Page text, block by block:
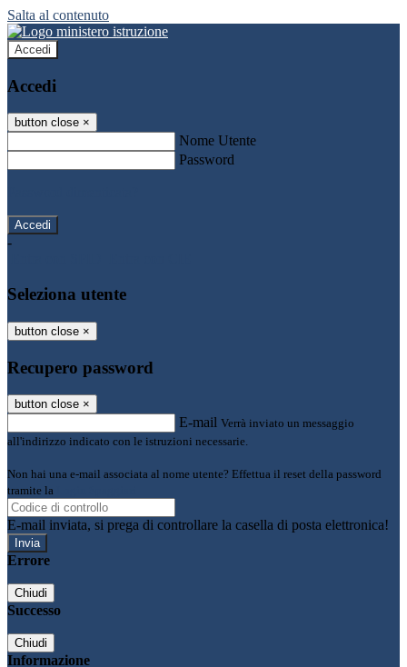
Salta al contenuto
Accedi
Accedi
button close ×
Nome Utente
Password
-
Seleziona utente
button close ×
Recupero password
button close ×
E-mail Verrà inviato un messaggio
all'indirizzo indicato con le istruzioni necessarie.
Non hai una e-mail associata al nome utente? Effettua il reset della password
tramite la
E-mail inviata, si prega di controllare la casella di posta elettronica!
Errore
Chiudi
Successo
Chiudi
Informazione